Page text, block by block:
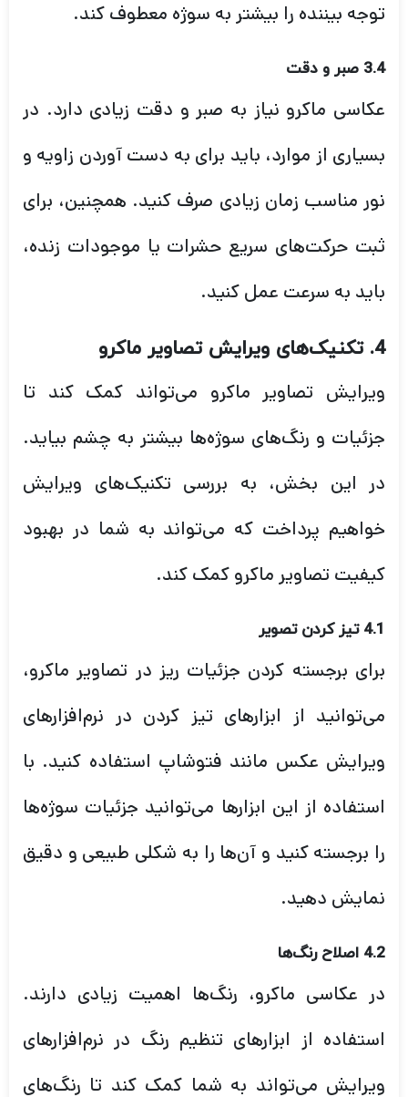
توجه بیننده را بیشتر به سوژه معطوف کند.
3.4 صبر و دقت
عکاسی ماکرو نیاز به صبر و دقت زیادی دارد. در
بسیاری از موارد، باید برای به دست آوردن زاویه و
نور مناسب زمان زیادی صرف کنید. همچنین، برای
ثبت حرکت‌های سریع حشرات یا موجودات زنده،
باید به سرعت عمل کنید.
4. تکنیک‌های ویرایش تصاویر ماکرو
ویرایش تصاویر ماکرو می‌تواند کمک کند تا
جزئیات و رنگ‌های سوژه‌ها بیشتر به چشم بیاید.
در این بخش، به بررسی تکنیک‌های ویرایش
خواهیم پرداخت که می‌تواند به شما در بهبود
کیفیت تصاویر ماکرو کمک کند.
4.1 تیز کردن تصویر
برای برجسته کردن جزئیات ریز در تصاویر ماکرو،
می‌توانید از ابزارهای تیز کردن در نرم‌افزارهای
ویرایش عکس مانند فتوشاپ استفاده کنید. با
استفاده از این ابزارها می‌توانید جزئیات سوژه‌ها
را برجسته کنید و آن‌ها را به شکلی طبیعی و دقیق
نمایش دهید.
4.2 اصلاح رنگ‌ها
در عکاسی ماکرو، رنگ‌ها اهمیت زیادی دارند.
استفاده از ابزارهای تنظیم رنگ در نرم‌افزارهای
ویرایش می‌تواند به شما کمک کند تا رنگ‌های